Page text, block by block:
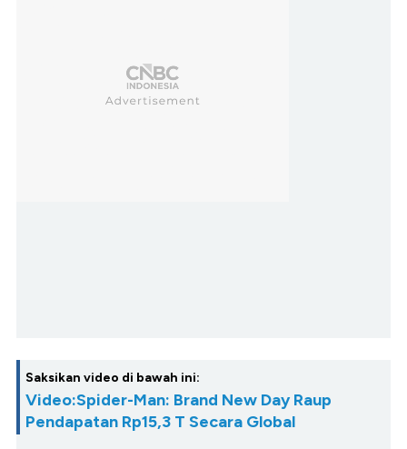
Saksikan video di bawah ini:
Video:Spider-Man: Brand New Day Raup
Pendapatan Rp15,3 T Secara Global